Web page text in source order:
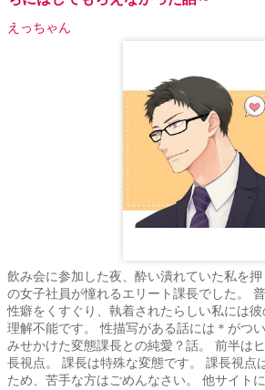
えっちゃん
飲み会に参加した夜、酔い潰れていた私を
の女子社員が憧れるエリート課長でした。
性癖をくすぐり、執着されたらしい私には
理解不能です。 性描写がある話には＊がつ
みせかけた変態課長との純愛？話。 前半は
長視点。 課長は特殊な変態です。 課長視点
ため、苦手な方はごめんなさい。 他サイト